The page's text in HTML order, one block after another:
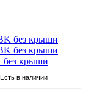
без крыши
Есть в наличии